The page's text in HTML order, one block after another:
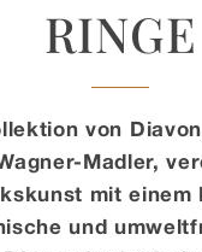
RINGE
von
Madler,
mit einem
und